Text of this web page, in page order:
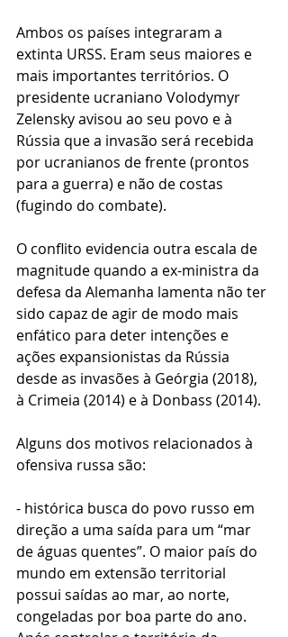
Ambos os países integraram a
extinta URSS. Eram seus maiores e
mais importantes territórios. O
presidente ucraniano Volodymyr
Zelensky avisou ao seu povo e à
Rússia que a invasão será recebida
por ucranianos de frente (prontos
para a guerra) e não de costas
(fugindo do combate).
O conflito evidencia outra escala de
magnitude quando a ex-ministra da
defesa da Alemanha lamenta não ter
sido capaz de agir de modo mais
enfático para deter intenções e
ações expansionistas da Rússia
desde as invasões à Geórgia (2018),
à Crimeia (2014) e à Donbass (2014).
Alguns dos motivos relacionados à
ofensiva russa são:
- histórica busca do povo russo em
direção a uma saída para um “mar
de águas quentes”. O maior país do
mundo em extensão territorial
possui saídas ao mar, ao norte,
congeladas por boa parte do ano.